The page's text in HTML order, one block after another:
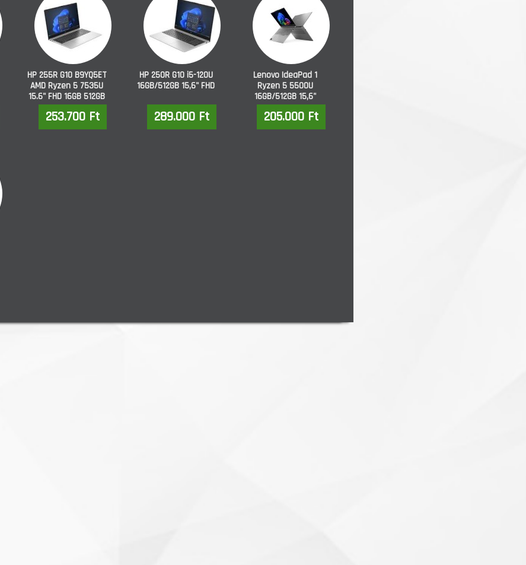
HP 255R G10 B9YQ5ET
AMD Ryzen 5 7535U
15.6" FHD 16GB 512GB
SSD FREEDOS ezüst
253.700 Ft
HP 250R G10 i5-120U
16GB/512GB 15,6" FHD
289.000 Ft
Lenovo IdeaPad 1
Ryzen 5 5500U
16GB/512GB 15,6"
205.000 Ft